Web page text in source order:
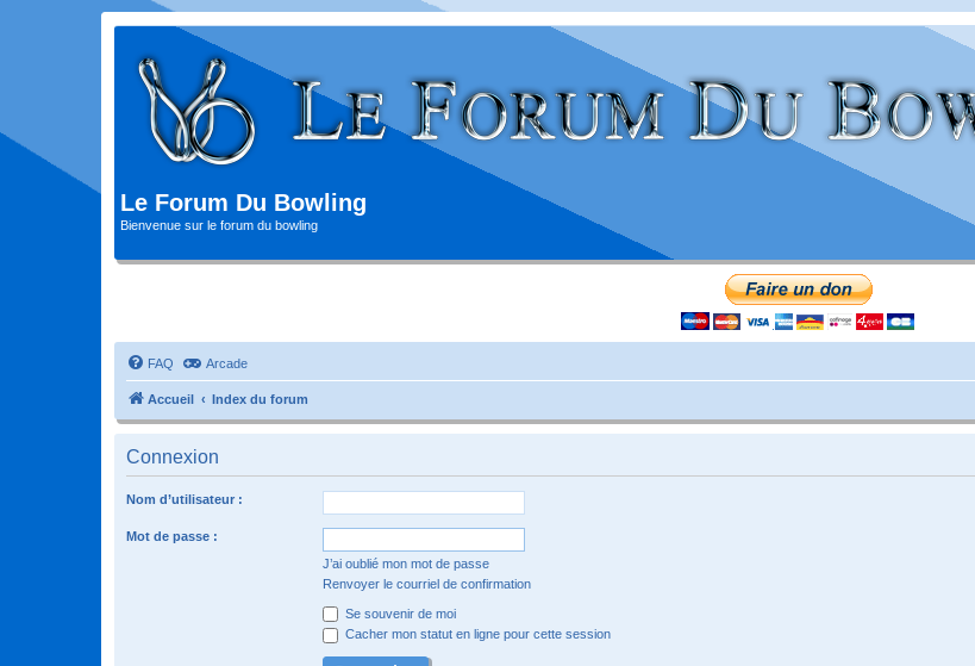
Le Forum Du Bowling
Bienvenue sur le forum du bowling
FAQ Arcade
Accueil Index du forum
Connexion
Nom d’utilisateur :
Mot de passe :
J’ai oublié mon mot de passe
Renvoyer le courriel de confirmation
Se souvenir de moi
Cacher mon statut en ligne pour cette session